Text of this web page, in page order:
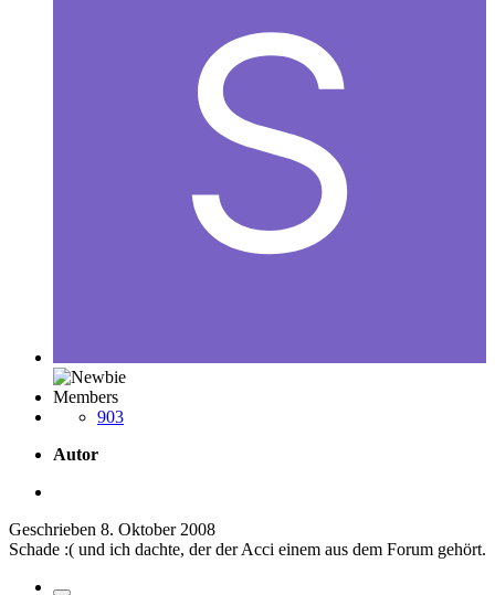
Members
903
Autor
Geschrieben 8. Oktober 2008
Schade :( und ich dachte, der der Acci einem aus dem Forum gehört.